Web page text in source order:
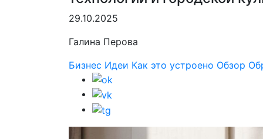
29.10.2025
Галина Перова
Бизнес Идеи Как это устроено Обзор